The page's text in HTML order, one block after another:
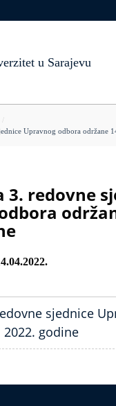
u Sarajevu
Upravnog odbora održane
3. redovne
sjednice
2022. godine